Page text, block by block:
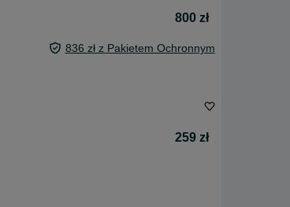
800 zł
836 zł z Pakietem Ochronnym
259 zł